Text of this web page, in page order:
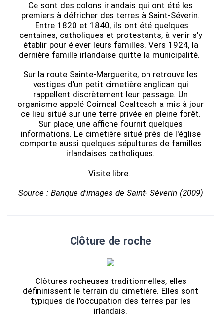
Ce sont des colons irlandais qui ont été les
premiers à défricher des terres à Saint-Séverin.
Entre 1820 et 1840, ils ont été quelques
centaines, catholiques et protestants, à venir s'y
établir pour élever leurs familles. Vers 1924, la
dernière famille irlandaise quitte la municipalité.
Sur la route Sainte-Marguerite, on retrouve les
vestiges d'un petit cimetière anglican qui
rappellent discrètement leur passage. Un
organisme appelé Coirneal Cealteach a mis à jour
ce lieu situé sur une terre privée en pleine forêt.
Sur place, une affiche fournit quelques
informations. Le cimetière situé près de l'église
comporte aussi quelques sépultures de familles
irlandaises catholiques.
Visite libre.
Source : Banque d'images de Saint- Séverin (2009)
Clôture de roche
Clôtures rocheuses traditionnelles, elles
défininissent le terrain du cimetière. Elles sont
typiques de l'occupation des terres par les
irlandais.